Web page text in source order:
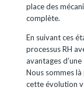
place des
complète.
En suivant ces
processus RH
avantages
Nous sommes
cette évolution